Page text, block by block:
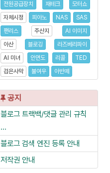
전원공급장치 재테크
모터쇼
자체시정
피아노 NAS
SAS
팬리스
주산지
AI 이미지
아산
블로깅
라즈베리파이
AI 미녀
안면도 리콜
TED
검은사막
불여우 아반떼
공지
블로그 트랙백/댓글 관리 규칙
...
블로그 검색 엔진 등록 안내
저작권 안내